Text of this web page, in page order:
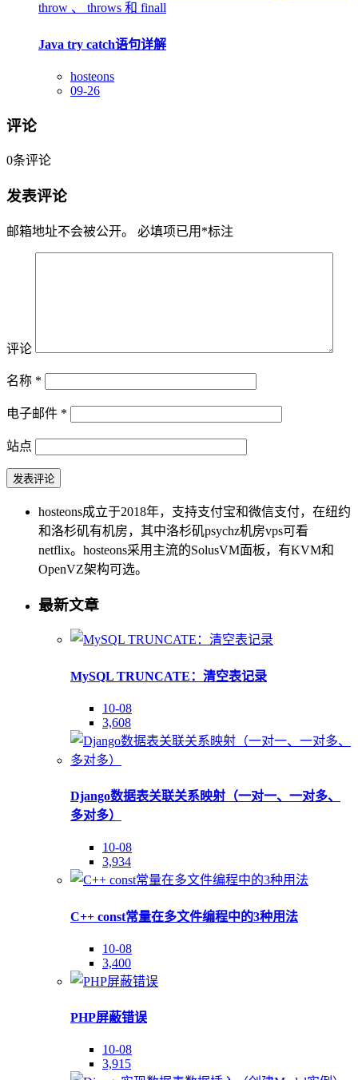
throw 、 throws 和 finall
Java try catch语句详解
hosteons
09-26
评论
0条评论
发表评论
邮箱地址不会被公开。 必填项已用 *标注
评论
名称 *
电子邮件 *
站点
hosteons成立于2018年，支持支付宝和微信支付，在纽约
和洛杉矶有机房，其中洛杉矶psychz机房vps可看
netflix。hosteons采用主流的SolusVM面板，有KVM和
OpenVZ架构可选。
最新文章
MySQL TRUNCATE：清空表记录
10-08
3,608
Django数据表关联关系映射（一对一、一对多、
多对多）
10-08
3,934
C++ const常量在多文件编程中的3种用法
10-08
3,400
PHP屏蔽错误
10-08
3,915